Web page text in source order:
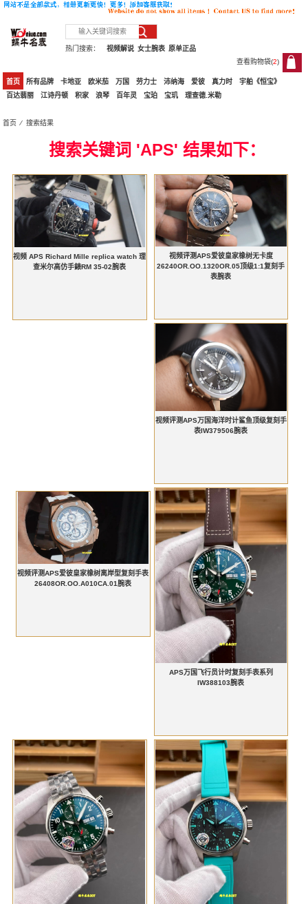
热门搜索： 原单正品
女士腕表
视频解说
查看购物袋(2)
2
首页 所有品牌 卡地亚 欧米茄 万国 劳力士 沛纳海 爱彼 真力时
宇舶《恒宝》
百达翡丽
江诗丹顿 积家 浪琴 百年灵 宝珀 宝玑 理查德.米勒
首页 ⁄ 搜索结果
搜索关键词 'APS' 结果如下：
视频 APS Richard Mille replica watch 理
查米尔高仿手錶RM 35-02腕表
视频评测APS爱彼皇家橡树无卡度
26240OR.OO.1320OR.05顶级1:1复刻手
表腕表
视频评测APS万国海洋时计鲨鱼顶级复刻手
表IW379506腕表
视频评测APS爱彼皇家橡树离岸型复刻手表
26408OR.OO.A010CA.01腕表
APS万国飞行员计时复刻手表系列
IW388103腕表